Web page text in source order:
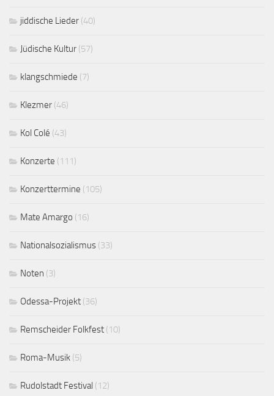
jiddische Lieder (40)
Jüdische Kultur (57)
klangschmiede (7)
Klezmer (46)
Kol Colé (43)
Konzerte (111)
Konzerttermine (105)
Mate Amargo (16)
Nationalsozialismus (33)
Noten (3)
Odessa-Projekt (36)
Remscheider Folkfest (10)
Roma-Musik (5)
Rudolstadt Festival (12)